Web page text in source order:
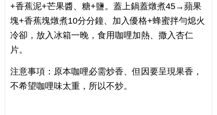
+香蕉泥+芒果醬、糖+鹽。蓋上鍋蓋燉煮45→蘋果
塊+香蕉塊燉煮10分分鐘、加入優格+蜂蜜拌勻熄火
冷卻，放入冰箱一晚，食用咖哩加熱、撒入杏仁
片。
注意事項：原本咖哩必需炒香、但因要呈現果香，
不希望咖哩味太重，所以不炒。